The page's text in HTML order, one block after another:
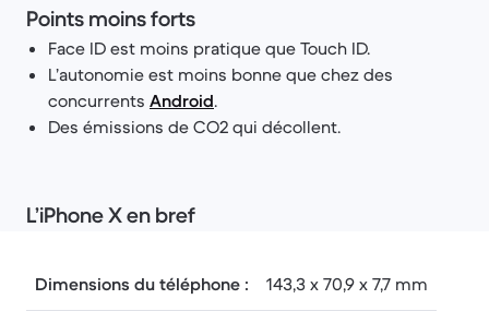
Points moins forts
Face ID est moins pratique que Touch ID.
L’autonomie est moins bonne que chez des
concurrents Android.
Des émissions de CO2 qui décollent.
L’iPhone X en bref
Dimensions du téléphone : 143,3 x 70,9 x 7,7 mm